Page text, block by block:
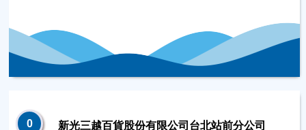
0 新光三越百貨股份有限公司台北站前分公司